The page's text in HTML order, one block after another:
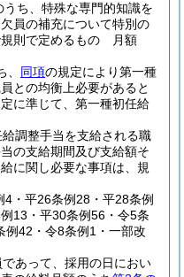
ち、特殊な専門的知識を
員の補充について特別の
規則で定めるもの 月額
同項の規定により第一種
との均衡上必要があると
に準じて、第一種初任給
調整手当を支給される職
の支給期間及び支給額そ
に関し必要な事項は、規
・平26条例28・平28条例
13・平30条例56・令5条
例42・令8条例1・一部改
あって、採用の日におい